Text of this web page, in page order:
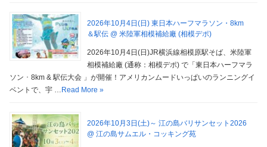
2026年10月4日(日) 東日本ハーフマラソン・8km
＆駅伝 @ 米陸軍相模補給廠 (相模デポ)
2026年10月4日(日)JR横浜線相模原駅そば、米陸軍
相模補給廠 (通称：相模デポ) で「東日本ハーフマラ
ソン ･ 8km & 駅伝大会 」が開催！アメリカンムードいっぱいのランニングイ
ベントで、宇 … Read More »
2026年10月3日(土)～ 江の島バリサンセット2026
@ 江の島サムエル・コッキング苑